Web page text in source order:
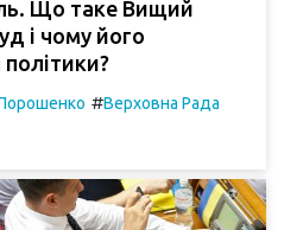
Що таке Вищий
і чому його
#Верховна Рада